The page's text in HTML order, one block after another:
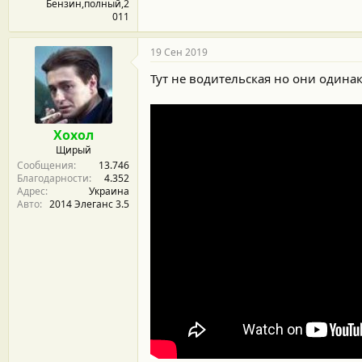
Бензин,полный,2
011
Хохол
Щирый
Сообщения
13.746
Благодарности
4.352
Адрес
Украина
Авто
2014 Элеганс 3.5
19 Сен 2019
Тут не водительская но они